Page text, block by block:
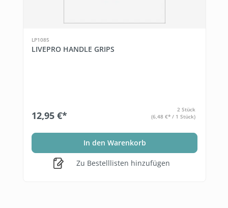
LP1085
LIVEPRO HANDLE GRIPS
12,95 €*
2 Stück
(6,48 €* / 1 Stück)
In den Warenkorb
Zu Bestelllisten hinzufügen